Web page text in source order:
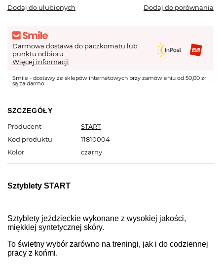
Dodaj do ulubionych Dodaj do porównania
Darmowa dostawa do paczkomatu lub
punktu odbioru
Więcej informacji
Smile - dostawy ze sklepów internetowych przy zamówieniu od 50,00 zł
są za darmo
SZCZEGÓŁY
Producent
START
Kod produktu
11810004
Kolor
czarny
Sztyblety START
Sztyblety jeździeckie wykonane z wysokiej jakości,
miękkiej syntetycznej skóry.
To świetny wybór zarówno na treningi, jak i do codziennej
pracy z końmi.